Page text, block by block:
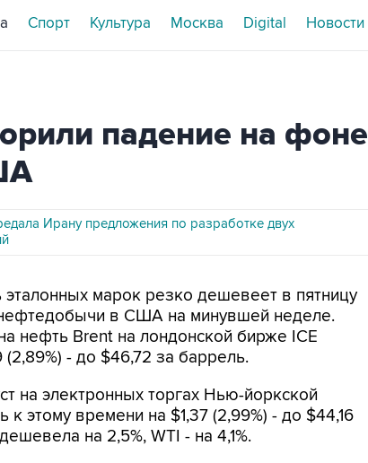
Спорт Культура Москва Digital Новости
падение на фоне
Ирану предложения по разработке двух
марок резко дешевеет в пятницу
в США на минувшей неделе.
нефть Brent на лондонской бирже ICE
(2,89%) - до $46,72 за баррель.
на электронных торгах Нью-йоркской
этому времени на $1,37 (2,99%) - до $44,16
на 2,5%, WTI - на 4,1%.